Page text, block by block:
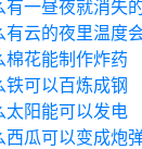
有一昼夜就消失
有云的夜里温度
棉花能制作炸药
铁可以百炼成钢
太阳能可以发电
西瓜可以变成炮